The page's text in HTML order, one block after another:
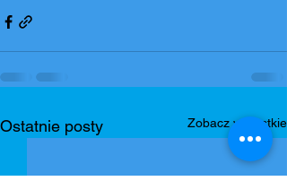
Ostatnie posty Zobacz wszystkie